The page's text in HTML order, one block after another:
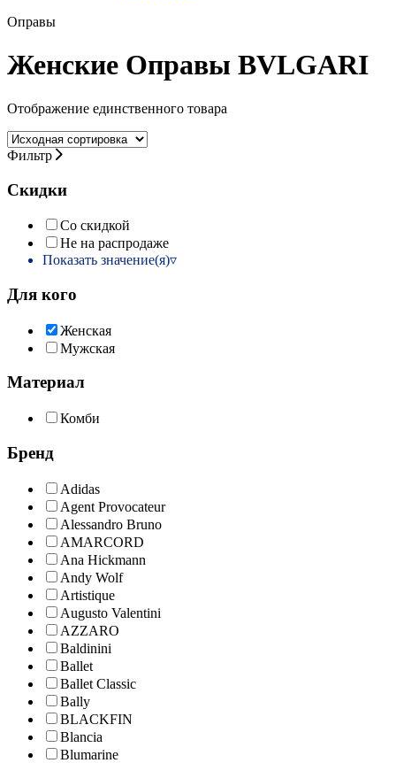
Оправы
Женские Оправы BVLGARI
Отображение единственного товара
Фильтр
Скидки
Со скидкой
Не на распродаже
Показать значение(я)
Для кого
Женская
Мужская
Материал
Комби
Бренд
Adidas
Agent Provocateur
Alessandro Bruno
AMARCORD
Ana Hickmann
Andy Wolf
Artistique
Augusto Valentini
AZZARO
Baldinini
Ballet
Ballet Classic
Bally
BLACKFIN
Blancia
Blumarine